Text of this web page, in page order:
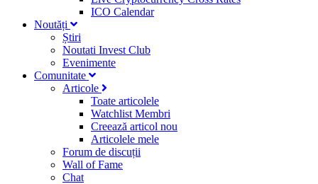
ICO Calendar
Noutăți
Știri
Noutati Invest Club
Evenimente
Comunitate
Articole
Toate articolele
Watchlist Membri
Creează articol nou
Articolele mele
Forum de discuții
Wall of Fame
Chat